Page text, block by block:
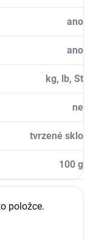
ano
ano
kg, lb, St
ne
tvrzené sklo
100 g
položce.